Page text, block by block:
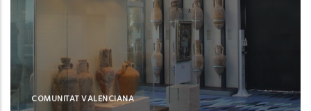
COMUNITAT VALENCIANA